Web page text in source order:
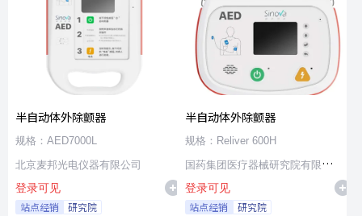
半自动体外除颤器
规格：AED7000L
北京麦邦光电仪器有限公司
登录可见
站点经销 研究院
半自动体外除颤器
规格：Reliver 600H
国药集团医疗器械研究院有限公
司
登录可见
站点经销 研究院